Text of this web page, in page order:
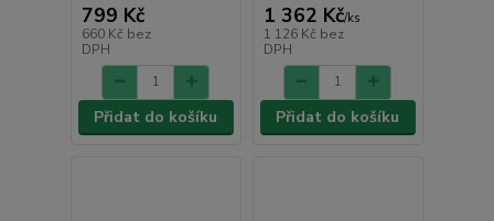
799 Kč
660 Kč bez
DPH
Přidat do košíku
1 362 Kč/ks
1 126 Kč bez
DPH
Přidat do košíku